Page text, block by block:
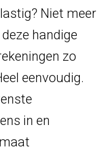
lastig? Niet meer
handige
zo
eenvoudig.
in en